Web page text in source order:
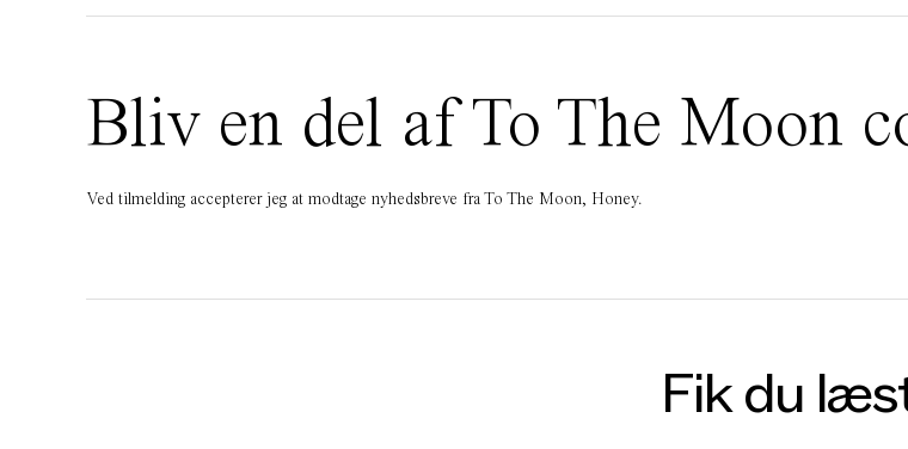
Bliv en del af To The Moon
Ved tilmelding accepterer jeg at modtage nyhedsbreve fra To The Moon, Honey.
Fik du